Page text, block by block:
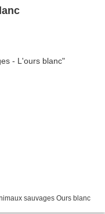
sauvages Ours blanc